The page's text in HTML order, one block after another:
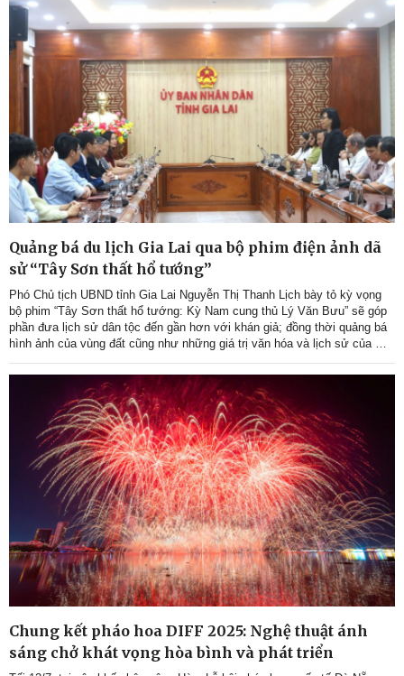
Quảng bá du lịch Gia Lai qua bộ phim điện ảnh dã
sử “Tây Sơn thất hổ tướng”
Phó Chủ tịch UBND tỉnh Gia Lai Nguyễn Thị Thanh Lịch bày tỏ kỳ vọng
bộ phim “Tây Sơn thất hổ tướng: Kỳ Nam cung thủ Lý Văn Bưu” sẽ góp
phần đưa lịch sử dân tộc đến gần hơn với khán giả; đồng thời quảng bá
hình ảnh của vùng đất cũng như những giá trị văn hóa và lịch sử của Gia
Lai đến với công chúng, qua đó thúc đẩy phát triển du lịch và kinh tế
31/10/2025
Chung kết pháo hoa DIFF 2025: Nghệ thuật ánh
sáng chở khát vọng hòa bình và phát triển